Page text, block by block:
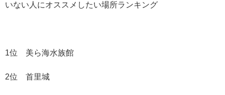
いない人にオススメしたい場所ランキング
1位 美ら海水族館
2位 首里城